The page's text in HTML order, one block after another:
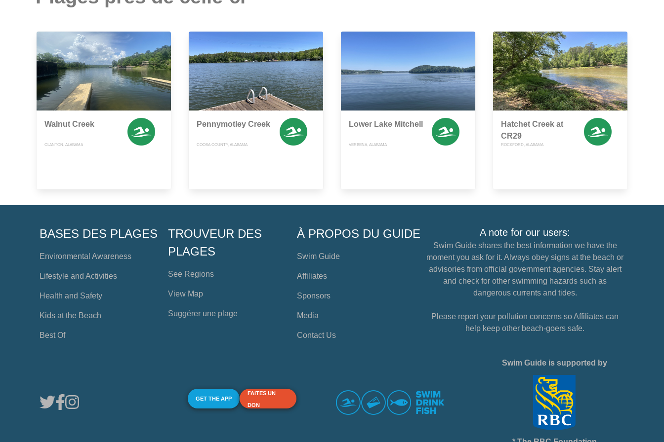
Walnut Creek
CLANTON, ALABAMA
Pennymotley Creek
COOSA COUNTY, ALABAMA
Lower Lake Mitchell
VERBENA, ALABAMA
Hatchet Creek at
CR29
ROCKFORD, ALABAMA
BASES DES PLAGES
Environmental Awareness
Lifestyle and Activities
Health and Safety
Kids at the Beach
Best Of
TROUVEUR DES
PLAGES
See Regions
View Map
Suggérer une plage
À PROPOS DU GUIDE
Swim Guide
Affiliates
Sponsors
Media
Contact Us
A note for our users:
Swim Guide shares the best information we have the
moment you ask for it. Always obey signs at the beach or
advisories from official government agencies. Stay alert
and check for other swimming hazards such as
dangerous currents and tides.
Please report your pollution concerns so Affiliates can
help keep other beach-goers safe.
GET THE APP
FAITES UN
DON
Swim Guide is supported by